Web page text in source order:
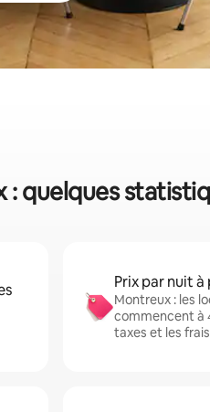
: quelques
Prix par nuit
Montreux : les
commencent à
taxes et les